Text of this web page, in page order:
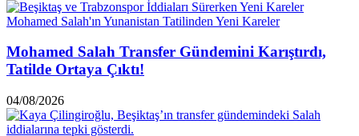
Mohamed Salah Transfer Gündemini Karıştırdı,
Tatilde Ortaya Çıktı!
04/08/2026